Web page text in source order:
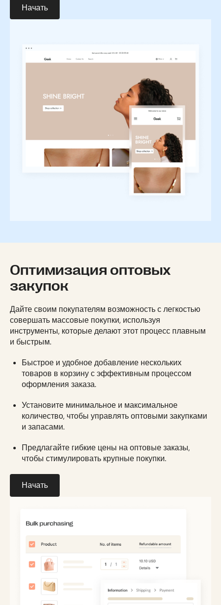
Начать
Оптимизация оптовых
закупок
Дайте своим покупателям возможность с легкостью
совершать массовые покупки, используя
инструменты, которые делают этот процесс плавным
и быстрым.
Быстрое и удобное добавление нескольких
товаров в корзину с эффективным процессом
оформления заказа.
Установите минимальное и максимальное
количество, чтобы управлять оптовыми закупками
и запасами.
Предлагайте гибкие цены на оптовые заказы,
чтобы стимулировать крупные покупки.
Начать